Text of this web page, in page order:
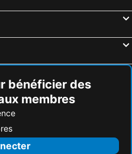
bénéficier des
membres